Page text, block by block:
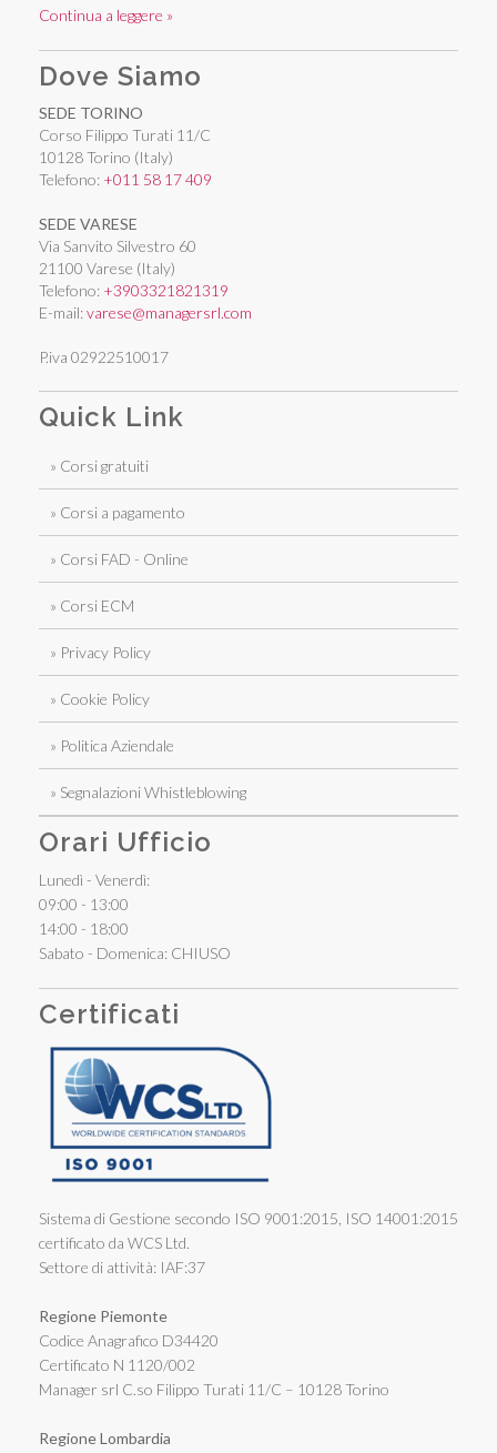
Continua a leggere »
Dove Siamo
SEDE TORINO
Corso Filippo Turati 11/C
10128 Torino (Italy)
Telefono: +011 58 17 409
SEDE VARESE
Via Sanvito Silvestro 60
21100 Varese (Italy)
Telefono: +3903321821319
E-mail:varese@managersrl.com
P.iva 02922510017
Quick Link
» Corsi gratuiti
» Corsi a pagamento
» Corsi FAD - Online
» Corsi ECM
» Privacy Policy
» Cookie Policy
» Politica Aziendale
» Segnalazioni Whistleblowing
Orari Ufficio
Lunedì - Venerdì:
09:00 - 13:00
14:00 - 18:00
Sabato - Domenica: CHIUSO
Certificati
Sistema di Gestione secondo ISO 9001:2015, ISO 14001:2015
certificato da WCS Ltd.
Settore di attività: IAF:37
Regione Piemonte
Codice Anagrafico D34420
Certificato N 1120/002
Manager srl C.so Filippo Turati 11/C – 10128 Torino
Regione Lombardia